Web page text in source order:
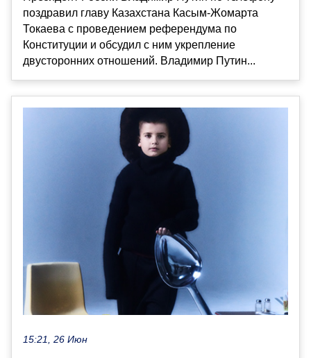
поздравил главу Казахстана Касым-Жомарта
Токаева с проведением референдума по
Конституции и обсудил с ним укрепление
двусторонних отношений. Владимир Путин...
15:21, 26 Июн